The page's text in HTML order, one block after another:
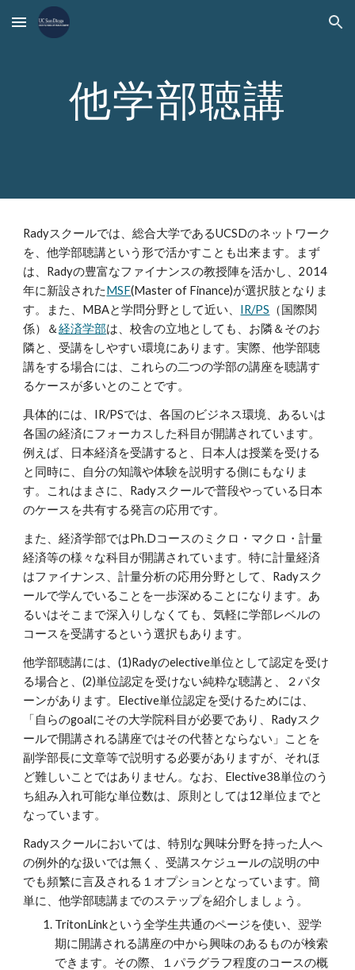
Skip to main content Skip to navigation
他学部聴講
Radyスクールでは、総合大学であるUCSDのネットワーク
を、他学部聴講という形で活かすことも出来ます。まず
は、Radyの豊富なファイナンスの教授陣を活かし、2014
年に新設されたMSF(Master of Finance)が選択肢となりま
す。また、MBAと学問分野として近い、 IR/PS （国際関
係）＆経済学部は、校舎の立地としても、お隣＆そのお
隣と、受講をしやすい環境にあります。実際、他学部聴
講をする場合には、これらの二つの学部の講座を聴講す
るケースが多いとのことです。
具体的には、IR/PSでは、各国のビジネス環境、あるいは
各国の経済にフォーカスした科目が開講されています。
例えば、日本経済を受講すると、日本人は授業を受ける
と同時に、自分の知識や体験を説明する側にもなりま
す。これはまさに、Radyスクールで普段やっている日本
のケースを共有する発言の応用です。
また、経済学部ではPh.Dコースのミクロ・マクロ・計量
経済等の様々な科目が開講されています。特に計量経済
はファイナンス、計量分析の応用分野として、Radyスク
ールで学んでいることを一歩深めることになります。あ
るいはそこまで深入りしなくても、気軽に学部レベルの
コースを受講するという選択もあります。
他学部聴講には、(1)Radyのelective単位として認定を受け
る場合と、(2)単位認定を受けない純粋な聴講と、２パタ
ーンがあります。Elective単位認定を受けるためには、
「自らのgoalにその大学院科目が必要であり、Radyスク
ールで開講される講座ではその代替とならない」ことを
副学部長に文章等で説明する必要がありますが、それほ
ど難しいことではありません。なお、Elective38単位のう
ち組み入れ可能な単位数は、原則としては12単位までと
なっています。
Radyスクールにおいては、特別な興味分野を持った人へ
の例外的な扱いでは無く、受講スケジュールの説明の中
でも頻繁に言及される１オプションとなっています。簡
単に、他学部聴講までのステップを紹介しましょう。
TritonLinkという全学生共通のページを使い、翌学
期に開講される講座の中から興味のあるものが検索
できます。その際、１パラグラフ程度のコースの概